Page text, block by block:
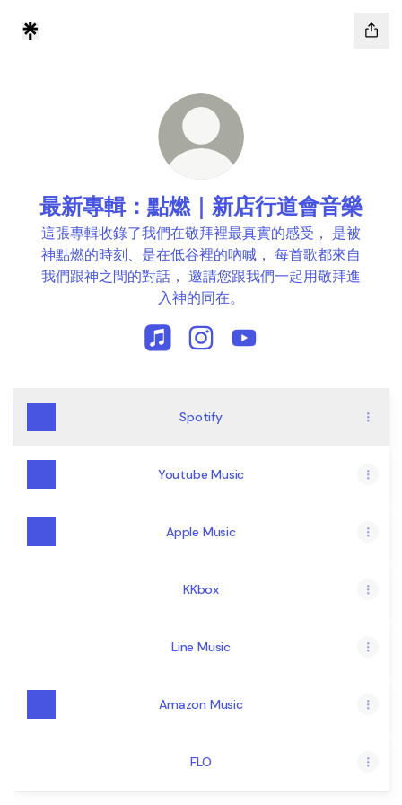
最新專輯：點燃｜新店行道會音樂
這張專輯收錄了我們在敬拜裡最真實的感受， 是被
神點燃的時刻、是在低谷裡的吶喊， 每首歌都來自
我們跟神之間的對話， 邀請您跟我們一起用敬拜進
入神的同在。
Spotify
Youtube Music
Apple Music
KKbox
Line Music
Amazon Music
FLO